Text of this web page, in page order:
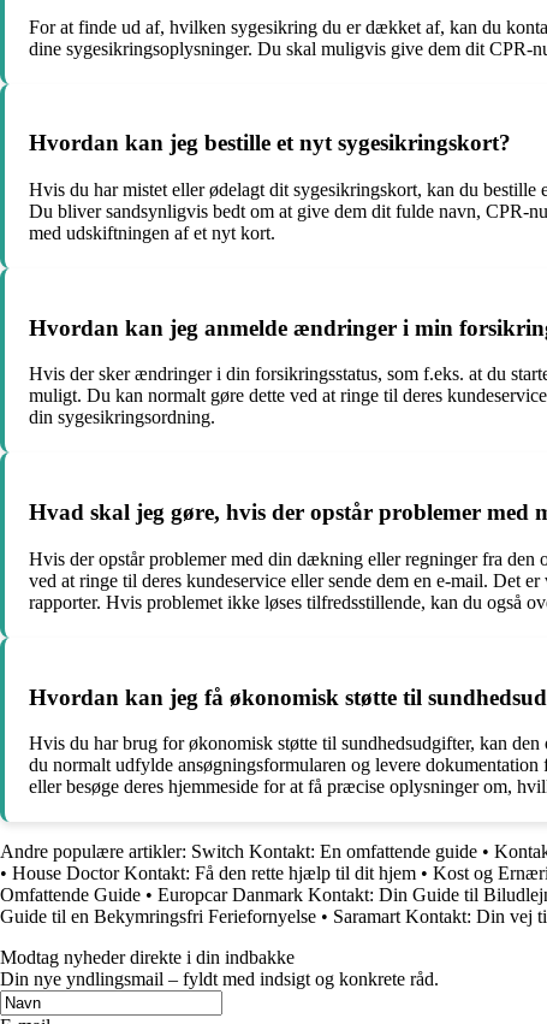
For at finde ud af, hvilken sygesikring du er dækket af, kan du
dine sygesikringsoplysninger. Du skal muligvis give dem dit CPR-
Hvordan kan jeg bestille et nyt sygesikringskort?
Hvis du har mistet eller ødelagt dit sygesikringskort, kan du
Du bliver sandsynligvis bedt om at give dem dit fulde navn, CPR-
med udskiftningen af et nyt kort.
Hvordan kan jeg anmelde ændringer i min
Hvis der sker ændringer i din forsikringsstatus, som f.eks. at du
muligt. Du kan normalt gøre dette ved at ringe til deres
din sygesikringsordning.
Hvad skal jeg gøre, hvis der opstår problemer
Hvis der opstår problemer med din dækning eller regninger fra den
ved at ringe til deres kundeservice eller sende dem en e-mail. Det
rapporter. Hvis problemet ikke løses tilfredsstillende, kan du også
Hvordan kan jeg få økonomisk støtte til
Hvis du har brug for økonomisk støtte til sundhedsudgifter, kan
du normalt udfylde ansøgningsformularen og levere
eller besøge deres hjemmeside for at få præcise oplysninger om,
Andre populære artikler: Switch Kontakt: En omfattende guide •
• House Doctor Kontakt: Få den rette hjælp til dit hjem • Kost og
Omfattende Guide • Europcar Danmark Kontakt: Din Guide til
Guide til en Bekymringsfri Feriefornyelse • Saramart Kontakt: Din vej
Modtag nyheder direkte i din indbakke
Din nye yndlingsmail – fyldt med indsigt og konkrete råd.